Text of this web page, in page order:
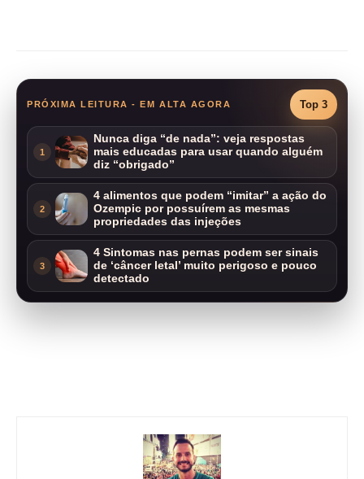
PRÓXIMA LEITURA - EM ALTA AGORA Top 3
1
Nunca diga “de nada”: veja respostas
mais educadas para usar quando alguém
diz “obrigado”
2
4 alimentos que podem “imitar” a ação do
Ozempic por possuírem as mesmas
propriedades das injeções
3
4 Sintomas nas pernas podem ser sinais
de ‘câncer letal’ muito perigoso e pouco
detectado